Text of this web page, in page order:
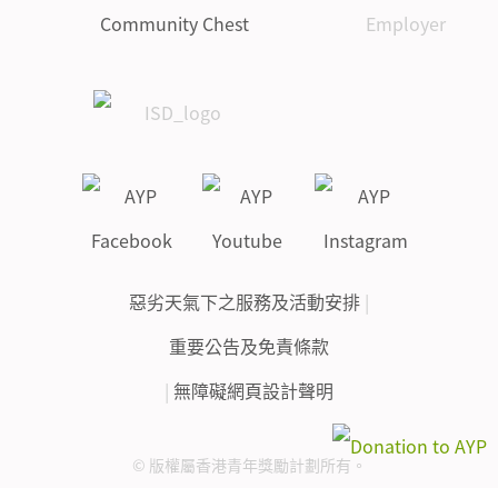
惡劣天氣下之服務及活動安排 |
重要公告及免責條款
| 無障礙網頁設計聲明
© 版權屬香港青年獎勵計劃所有。